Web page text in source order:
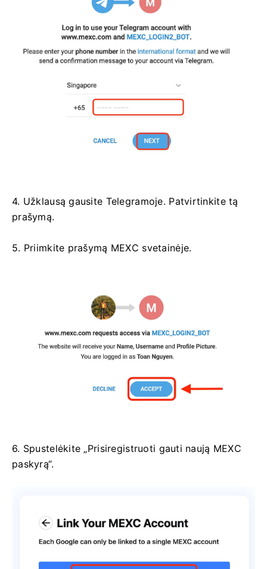
4. Užklausą gausite Telegramoje. Patvirtinkite tą
prašymą.
5. Priimkite prašymą MEXC svetainėje.
6. Spustelėkite „Prisiregistruoti gauti naują MEXC
paskyrą“.